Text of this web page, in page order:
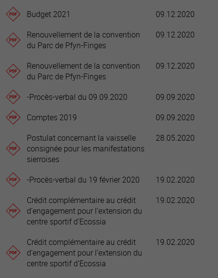
Budget 2021
09.12.2020
Renouvellement de la convention
du Parc de Pfyn-Finges
09.12.2020
Renouvellement de la convention
du Parc de Pfyn-Finges
09.12.2020
-Procès-verbal du 09.09.2020
09.09.2020
Comptes 2019
09.09.2020
Postulat concernant la vaisselle
consignée pour les manifestations
sierroises
28.05.2020
-Procès-verbal du 19 février 2020
19.02.2020
Crédit complémentaire au crédit
d’engagement pour l’extension du
centre sportif d’Ecossia
19.02.2020
Crédit complémentaire au crédit
d’engagement pour l’extension du
centre sportif d’Ecossia
19.02.2020